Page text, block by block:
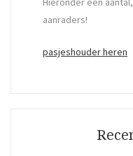
aanraders!
pasjeshouder heren